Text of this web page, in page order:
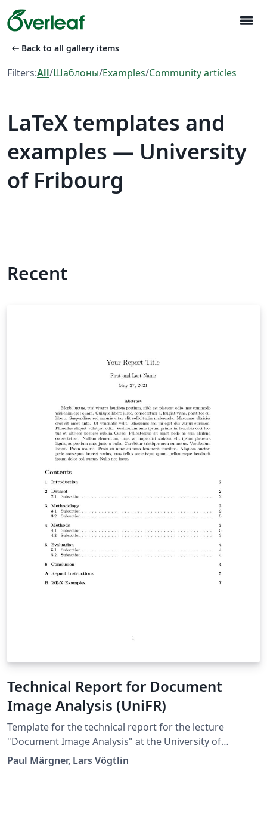
menu
arrow_left_alt Back to all gallery items
Filters:All/Шаблоны/Examples/Community articles
LaTeX templates and
examples — University
of Fribourg
Recent
Technical Report for Document
Image Analysis (UniFR)
Template for the technical report for the lecture
"Document Image Analysis" at the University of
Fribourg, Switzerland.
Paul Märgner, Lars Vögtlin